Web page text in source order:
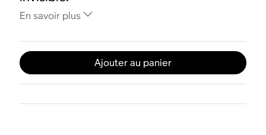
En savoir plus
Ajouter au panier